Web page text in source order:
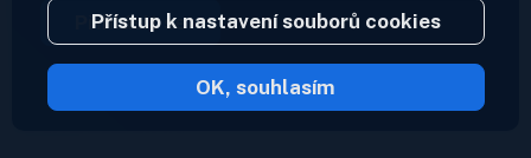
Přihlásit se
2023 © Inoreader
Přístup k nastavení souborů cookies
OK, souhlasím